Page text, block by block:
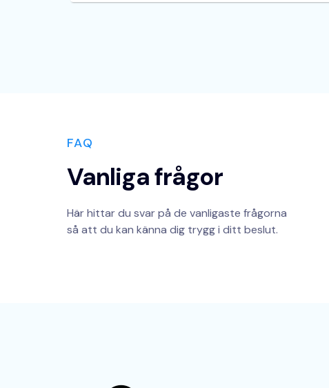
FAQ
Vanliga frågor
Här hittar du svar på de vanligaste frågorna
så att du kan känna dig trygg i ditt beslut.